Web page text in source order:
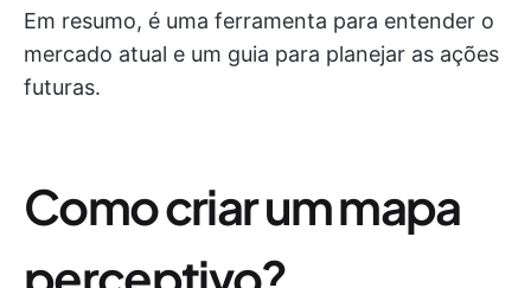
Em resumo, é uma ferramenta para entender o
mercado atual e um guia para planejar as ações
futuras.
Como criar um mapa